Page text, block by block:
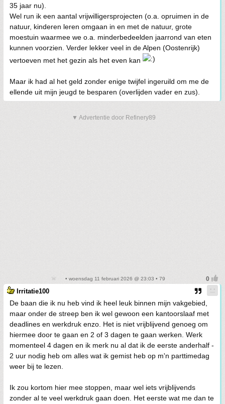
35 jaar nu).
Wel run ik een aantal vrijwilligersprojecten (o.a. opruimen in de
natuur, kinderen leren omgaan in en met de natuur, grote
moestuin waarmee we o.a. minderbedeelden jaarrond van eten
kunnen voorzien. Verder lekker veel in de Alpen (Oostenrijk)
vertoeven met het gezin als het even kan
Maar ik had al het geld zonder enige twijfel ingeruild om me de
ellende uit mijn jeugd te besparen (overlijden vader en zus).
▼ Advertentie door Refinery89
• woensdag 11 februari 2026 @ 23:03 • 79
Irritatie100
De baan die ik nu heb vind ik heel leuk binnen mijn vakgebied,
maar onder de streep ben ik wel gewoon een kantoorslaaf met
deadlines en werkdruk enzo. Het is niet vrijblijvend genoeg om
hiermee door te gaan en 2 of 3 dagen te gaan werken. Werk
momenteel 4 dagen en ik merk nu al dat ik de eerste anderhalf -
2 uur nodig heb om alles wat ik gemist heb op m'n parttimedag
weer bij te lezen.
Ik zou kortom hier mee stoppen, maar wel iets vrijblijvends
zonder al te veel werkdruk gaan doen. Het eerste wat me dan te